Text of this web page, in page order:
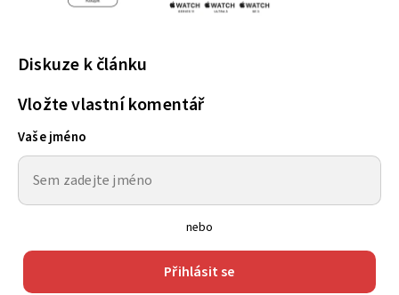
Diskuze k článku
Vložte vlastní komentář
Vaše jméno
nebo
Přihlásit se